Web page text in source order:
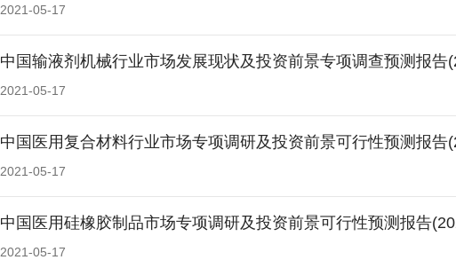
2021-05-17
中国输液剂机械行业市场发展现状及投资前景专项调查预测报告
2021-05-17
中国医用复合材料行业市场专项调研及投资前景可行性预测报告
2021-05-17
中国医用硅橡胶制品市场专项调研及投资前景可行性预测报告
2021-05-17